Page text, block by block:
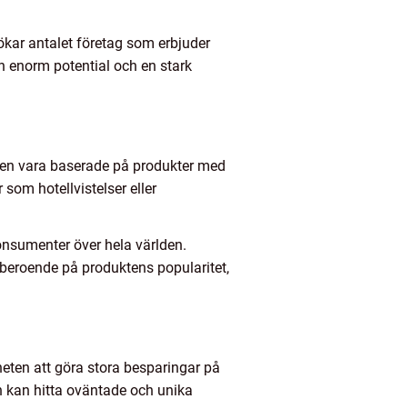
antalet företag som erbjuder
enorm potential och en stark
vara baserade på produkter med
som hotellvistelser eller
över hela världen.
på produktens popularitet,
att göra stora besparingar på
kan hitta oväntade och unika